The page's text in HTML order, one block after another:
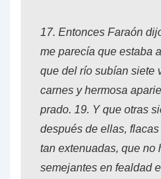
17. Entonces Faraón
me parecía que estaba
que del río subían siete
carnes y hermosa
prado. 19. Y que otras
después de ellas,
tan extenuadas, que no
semejantes en fealdad